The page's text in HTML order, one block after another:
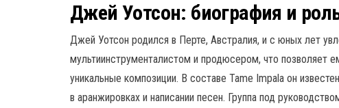
Джей Уотсон: биография и
Джей Уотсон родился в Перте, Австралия, и с юных лет
мультиинструменталистом и продюсером, что позволяет
уникальные композиции. В составе Tame Impala он
в аранжировках и написании песен. Группа под